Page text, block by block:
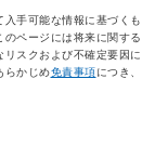
手可能な情報に基づくも
ページには将来に関する
スクおよび不確定要因に
らかじめ免責事項につき、